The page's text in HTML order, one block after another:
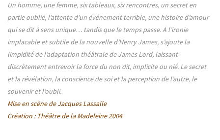
Un homme, une femme, six tableaux, six rencontres, un secret en
partie oublié, l’attente d’un événement terrible, une histoire d’amour
qui se dit à sens unique… tandis que le temps passe. A l’ironie
implacable et subtile de la nouvelle d’Henry James, s’ajoute la
limpidité de l’adaptation théâtrale de James Lord, laissant
discrètement entrevoir la force du non dit, implicite ou nié. Le secret
et la révélation, la conscience de soi et la perception de l’autre, le
souvenir et l’oubli.
Mise en scène de Jacques Lassalle
Création : Théâtre de la Madeleine 2004